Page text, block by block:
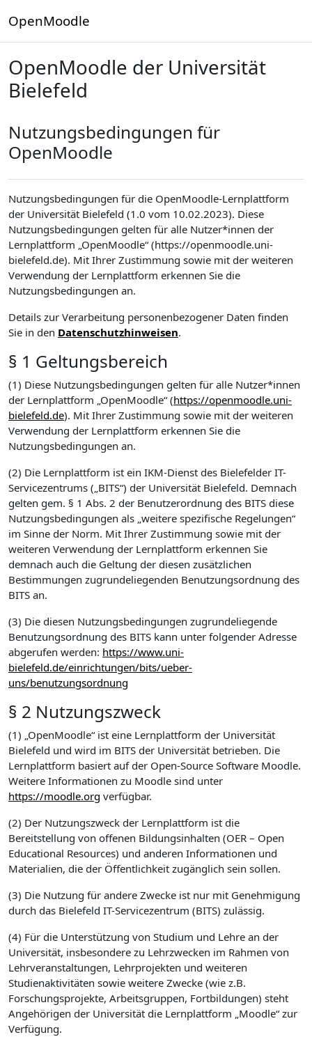
OpenMoodle
OpenMoodle der Universität
Bielefeld
Nutzungsbedingungen für
OpenMoodle
Nutzungsbedingungen für die OpenMoodle-Lernplattform
der Universität Bielefeld (1.0 vom 10.02.2023). Diese
Nutzungsbedingungen gelten für alle Nutzer*innen der
Lernplattform „OpenMoodle“ (https://openmoodle.uni-
bielefeld.de). Mit Ihrer Zustimmung sowie mit der weiteren
Verwendung der Lernplattform erkennen Sie die
Nutzungsbedingungen an.
Details zur Verarbeitung personenbezogener Daten finden
Sie in den Datenschutzhinweisen.
§ 1 Geltungsbereich
(1) Diese Nutzungsbedingungen gelten für alle Nutzer*innen
der Lernplattform „OpenMoodle“ (https://openmoodle.uni-
bielefeld.de). Mit Ihrer Zustimmung sowie mit der weiteren
Verwendung der Lernplattform erkennen Sie die
Nutzungsbedingungen an.
(2) Die Lernplattform ist ein IKM-Dienst des Bielefelder IT-
Servicezentrums („BITS“) der Universität Bielefeld. Demnach
gelten gem. § 1 Abs. 2 der Benutzerordnung des BITS diese
Nutzungsbedingungen als „weitere spezifische Regelungen“
im Sinne der Norm. Mit Ihrer Zustimmung sowie mit der
weiteren Verwendung der Lernplattform erkennen Sie
demnach auch die Geltung der diesen zusätzlichen
Bestimmungen zugrundeliegenden Benutzungsordnung des
BITS an.
(3) Die diesen Nutzungsbedingungen zugrundeliegende
Benutzungsordnung des BITS kann unter folgender Adresse
abgerufen werden: https://www.uni-
bielefeld.de/einrichtungen/bits/ueber-
uns/benutzungsordnung
§ 2 Nutzungszweck
(1) „OpenMoodle“ ist eine Lernplattform der Universität
Bielefeld und wird im BITS der Universität betrieben. Die
Lernplattform basiert auf der Open-Source Software Moodle.
Weitere Informationen zu Moodle sind unter
https://moodle.org verfügbar.
(2) Der Nutzungszweck der Lernplattform ist die
Bereitstellung von offenen Bildungsinhalten (OER – Open
Educational Resources) und anderen Informationen und
Materialien, die der Öffentlichkeit zugänglich sein sollen.
(3) Die Nutzung für andere Zwecke ist nur mit Genehmigung
durch das Bielefeld IT-Servicezentrum (BITS) zulässig.
(4) Für die Unterstützung von Studium und Lehre an der
Universität, insbesondere zu Lehrzwecken im Rahmen von
Lehrveranstaltungen, Lehrprojekten und weiteren
Studienaktivitäten sowie weitere Zwecke (wie z.B.
Forschungsprojekte, Arbeitsgruppen, Fortbildungen) steht
Angehörigen der Universität die Lernplattform „Moodle“ zur
Verfügung.